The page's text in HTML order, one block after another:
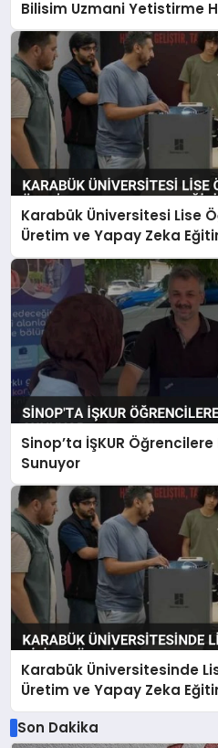
Bilisim Uzmani Yetistirme
Karabük Üniversitesi Lise
Üretim ve Yapay Zeka
Sinop’ta İŞKUR
Sunuyor
Karabük Üniversitesinde
Üretim ve Yapay Zeka
Son Dakika